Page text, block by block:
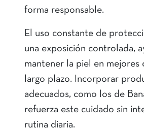
forma responsable.
El uso constante de
una exposición controlada,
mantener la piel en mejores
largo plazo. Incorporar
adecuados, como los de
refuerza este cuidado sin
rutina diaria.